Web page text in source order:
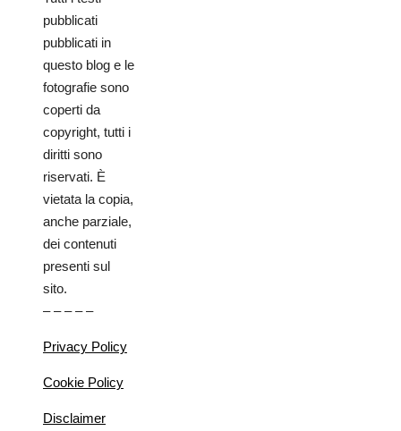
pubblicati
pubblicati in
questo blog e le
fotografie sono
coperti da
copyright, tutti i
diritti sono
riservati. È
vietata la copia,
anche parziale,
dei contenuti
presenti sul
sito.
– – – – –
Privacy Policy
Cookie Policy
Disclaimer